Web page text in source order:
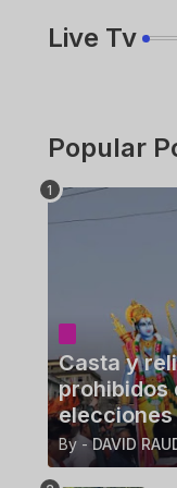
Live Tv
Popular
Casta y
prohibidos
elecciones
By - DAVID